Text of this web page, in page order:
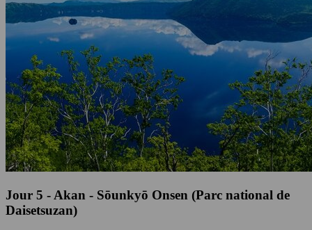
Jour 5 - Akan - Sōunkyō Onsen (Parc national de
Daisetsuzan)